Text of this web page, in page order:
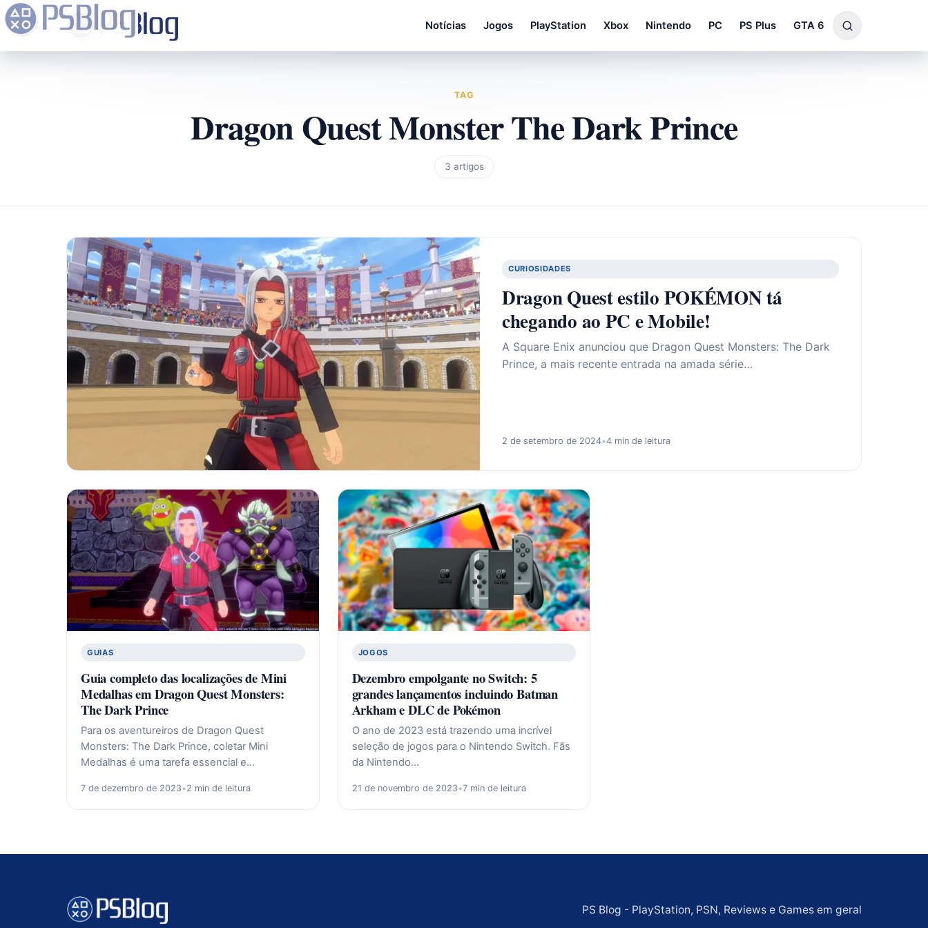
Notícias Jogos PlayStation Xbox Nintendo PC PS Plus GTA 6
TAG
Dragon Quest Monster The Dark Prince
3 artigos
CURIOSIDADES
Dragon Quest estilo POKÉMON tá
chegando ao PC e Mobile!
A Square Enix anunciou que Dragon Quest Monsters: The Dark
Prince, a mais recente entrada na amada série…
2 de setembro de 2024•4 min de leitura
GUIAS
Guia completo das localizações de Mini
Medalhas em Dragon Quest Monsters:
The Dark Prince
Para os aventureiros de Dragon Quest
Monsters: The Dark Prince, coletar Mini
Medalhas é uma tarefa essencial e…
7 de dezembro de 2023•2 min de leitura
JOGOS
Dezembro empolgante no Switch: 5
grandes lançamentos incluindo Batman
Arkham e DLC de Pokémon
O ano de 2023 está trazendo uma incrível
seleção de jogos para o Nintendo Switch. Fãs
da Nintendo…
21 de novembro de 2023•7 min de leitura
PS Blog - PlayStation, PSN, Reviews e Games em geral